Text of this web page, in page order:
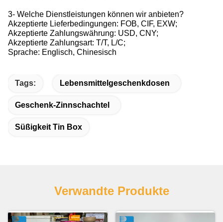
3- Welche Dienstleistungen können wir anbieten?
Akzeptierte Lieferbedingungen: FOB, CIF, EXW;
Akzeptierte Zahlungswährung: USD, CNY;
Akzeptierte Zahlungsart: T/T, L/C;
Sprache: Englisch, Chinesisch
Tags: Lebensmittelgeschenkdosen
Geschenk-Zinnschachtel
Süßigkeit Tin Box
Verwandte Produkte